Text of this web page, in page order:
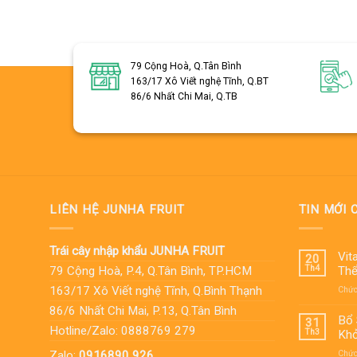
79 Cộng Hoà, Q.Tân Bình
163/17 Xô Viết nghệ Tĩnh, Q.BT
86/6 Nhất Chi Mai, Q.TB
LIÊN HỆ JUNHA FRUIT
Trái cây nhập khẩu JUNHA FRUIT
79 Cộng Hoà, P.4, Q.Tân Bình, TP.HCM
163/17 Xô Viết nghệ Tĩnh, Q.Bình Thạnh
86/6 Nhất Chi Mai, P.13, Q.Tân Bình
Hotline/Zalo: 0888769 279
TIN MỚI
20
Th4
31
Th3
Bổ